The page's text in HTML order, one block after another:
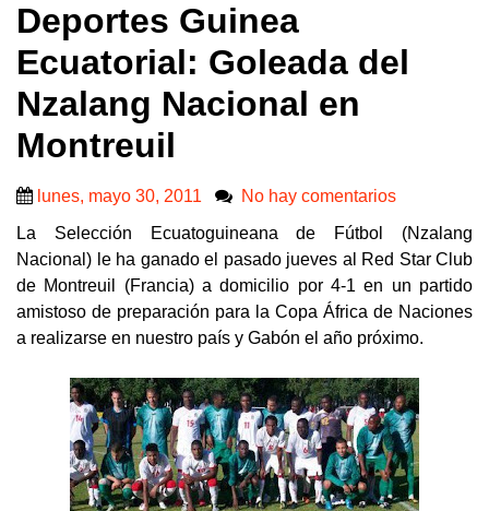
Deportes Guinea
Ecuatorial: Goleada del
Nzalang Nacional en
Montreuil
lunes, mayo 30, 2011
No hay comentarios
La Selección Ecuatoguineana de Fútbol (Nzalang
Nacional) le ha ganado el pasado jueves al Red Star Club
de Montreuil (Francia) a domicilio por 4-1 en un partido
amistoso de preparación para la Copa África de Naciones
a realizarse en nuestro país y Gabón el año próximo.